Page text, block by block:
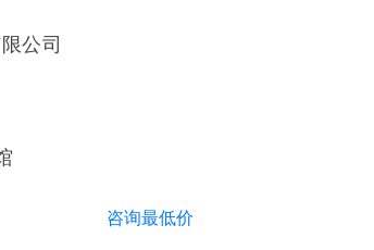
公司
咨询最低价